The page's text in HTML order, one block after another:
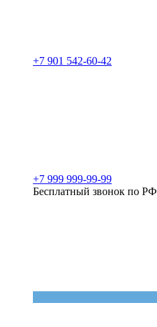
+7 901 542-60-42
+7 999 999-99-99
Бесплатный звонок по РФ